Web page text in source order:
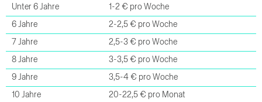
Unter 6 Jahre 1-2 € pro Woche
6 Jahre 2-2,5 € pro Woche
7 Jahre 2,5-3 € pro Woche
8 Jahre 3-3,5 € pro Woche
9 Jahre 3,5-4 € pro Woche
10 Jahre 20-22,5 € pro Monat